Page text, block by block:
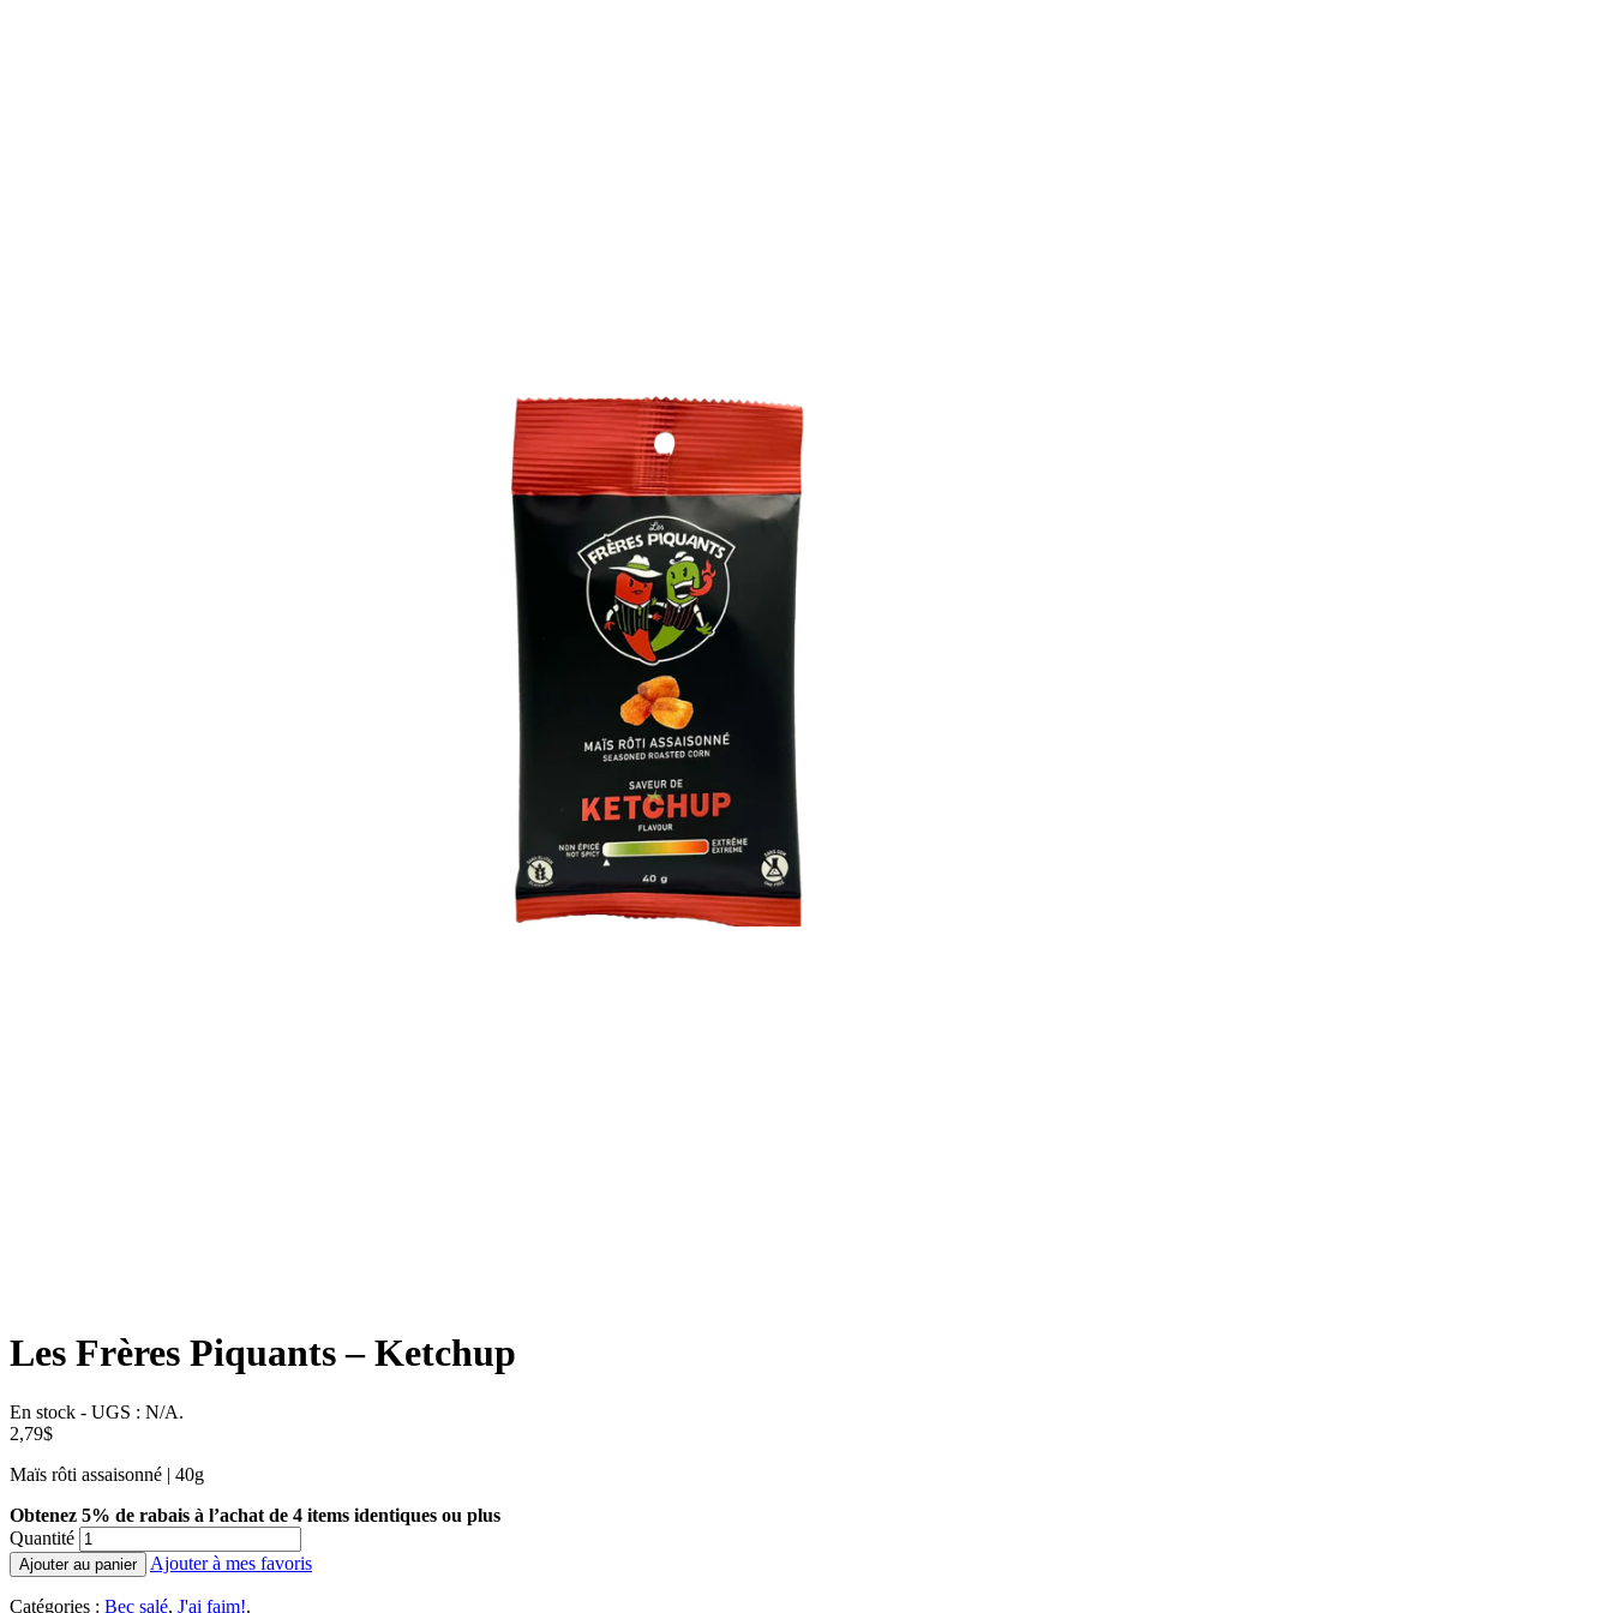
Les Frères Piquants – Ketchup
En stock - UGS : N/A.
2,79$
Maïs rôti assaisonné | 40g
Obtenez 5% de rabais à l’achat de 4 items identiques ou plus
Quantité
Ajouter au panier Ajouter à mes favoris
Catégories : Bec salé, J'ai faim!.